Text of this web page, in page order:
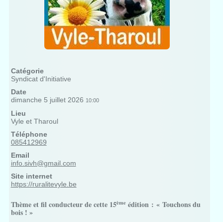
Catégorie
Syndicat d'Initiative
Date
dimanche 5 juillet 2026 10:00
Lieu
Vyle et Tharoul
Téléphone
085412969
Email
info.sivh@gmail.com
Site internet
https://ruralitevyle.be
Thème et fil conducteur de cette 15èmeédition : « Touchons du
bois ! »